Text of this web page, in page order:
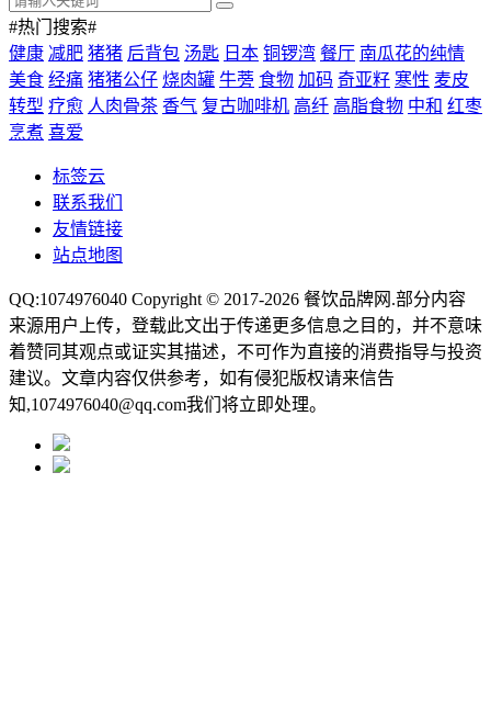
#热门搜索#
健康 减肥 猪猪 后背包 汤匙 日本 铜锣湾 餐厅 南瓜花的纯情
美食 经痛 猪猪公仔 烧肉罐 牛蒡 食物 加码 奇亚籽 寒性 麦皮
转型 疗愈 人肉骨茶 香气 复古咖啡机 高纤 高脂食物 中和 红枣
烹煮 喜爱
标签云
联系我们
友情链接
站点地图
QQ:1074976040 Copyright © 2017-2026 餐饮品牌网 .部分内容
来源用户上传，登载此文出于传递更多信息之目的，并不意味
着赞同其观点或证实其描述，不可作为直接的消费指导与投资
建议。文章内容仅供参考，如有侵犯版权请来信告
知,1074976040@qq.com我们将立即处理。